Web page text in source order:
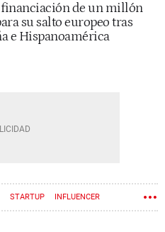
financiación de un millón
su salto europeo tras
e Hispanoamérica
STARTUP INFLUENCER